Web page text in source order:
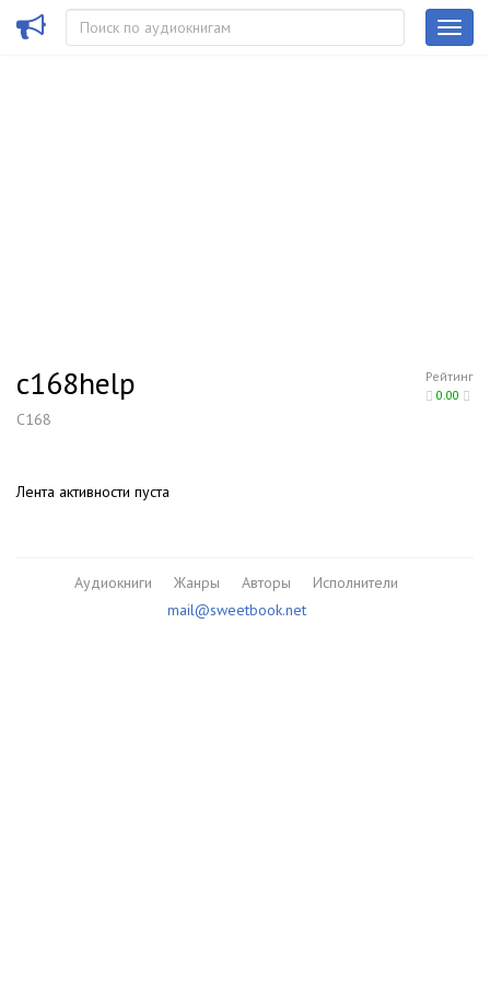
Рейтинг
0.00
c168help
C168
Лента активности пуста
Аудиокниги Жанры Авторы
Исполнители
mail@sweetbook.net